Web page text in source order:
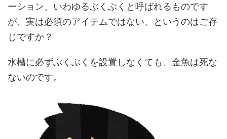
ーション、いわゆるぶくぶくと呼ばれるものです
が、実は必須のアイテムではない、というのはご存
じですか？
水槽に必ずぶくぶくを設置しなくても、金魚は死な
ないのです。